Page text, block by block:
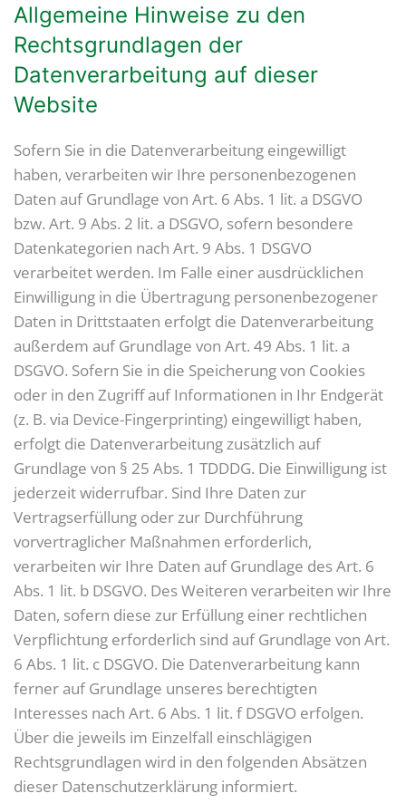
Allgemeine Hinweise zu den
Rechtsgrundlagen der
Datenverarbeitung auf dieser
Website
Sofern Sie in die Datenverarbeitung eingewilligt
haben, verarbeiten wir Ihre personenbezogenen
Daten auf Grundlage von Art. 6 Abs. 1 lit. a DSGVO
bzw. Art. 9 Abs. 2 lit. a DSGVO, sofern besondere
Datenkategorien nach Art. 9 Abs. 1 DSGVO
verarbeitet werden. Im Falle einer ausdrücklichen
Einwilligung in die Übertragung personenbezogener
Daten in Drittstaaten erfolgt die Datenverarbeitung
außerdem auf Grundlage von Art. 49 Abs. 1 lit. a
DSGVO. Sofern Sie in die Speicherung von Cookies
oder in den Zugriff auf Informationen in Ihr Endgerät
(z. B. via Device-Fingerprinting) eingewilligt haben,
erfolgt die Datenverarbeitung zusätzlich auf
Grundlage von § 25 Abs. 1 TDDDG. Die Einwilligung ist
jederzeit widerrufbar. Sind Ihre Daten zur
Vertragserfüllung oder zur Durchführung
vorvertraglicher Maßnahmen erforderlich,
verarbeiten wir Ihre Daten auf Grundlage des Art. 6
Abs. 1 lit. b DSGVO. Des Weiteren verarbeiten wir Ihre
Daten, sofern diese zur Erfüllung einer rechtlichen
Verpflichtung erforderlich sind auf Grundlage von Art.
6 Abs. 1 lit. c DSGVO. Die Datenverarbeitung kann
ferner auf Grundlage unseres berechtigten
Interesses nach Art. 6 Abs. 1 lit. f DSGVO erfolgen.
Über die jeweils im Einzelfall einschlägigen
Rechtsgrundlagen wird in den folgenden Absätzen
dieser Datenschutzerklärung informiert.